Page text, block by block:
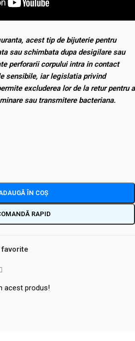
acest tip de bijuterie pentru
sau schimbata dupa desigilare sau
perforarii corpului intra in contact
sensibile, iar legislatia privind
excluderea lor de la retur pentru a
sau transmitere bacteriana.
ÎN COȘ
RAPID
favorite
acest produs!